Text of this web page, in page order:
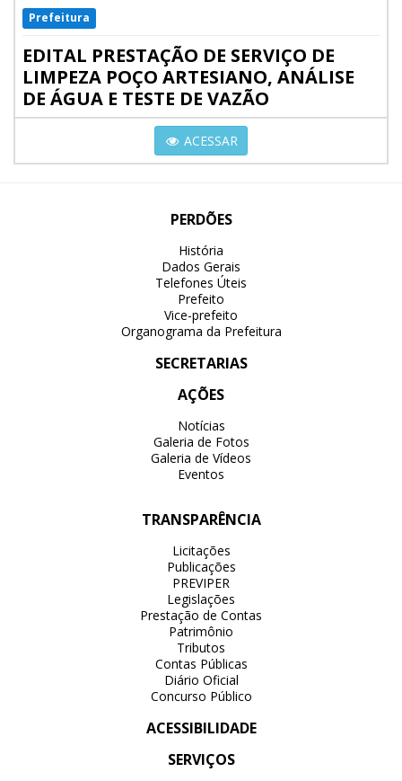
Prefeitura
EDITAL PRESTAÇÃO DE SERVIÇO DE
LIMPEZA POÇO ARTESIANO, ANÁLISE
DE ÁGUA E TESTE DE VAZÃO
ACESSAR
PERDÕES
História
Dados Gerais
Telefones Úteis
Prefeito
Vice-prefeito
Organograma da Prefeitura
SECRETARIAS
AÇÕES
Notícias
Galeria de Fotos
Galeria de Vídeos
Eventos
TRANSPARÊNCIA
Licitações
Publicações
PREVIPER
Legislações
Prestação de Contas
Patrimônio
Tributos
Contas Públicas
Diário Oficial
Concurso Público
ACESSIBILIDADE
SERVIÇOS